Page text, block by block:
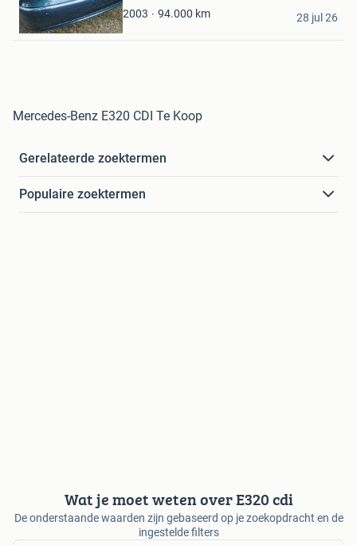
2003 94.000 km
Nick Van Ee
Utrecht
28 jul 26
Mercedes-Benz E320 CDI Te Koop
Gerelateerde zoektermen
Populaire zoektermen
Wat je moet weten over E320 cdi
De onderstaande waarden zijn gebaseerd op je zoekopdracht en de
ingestelde filters